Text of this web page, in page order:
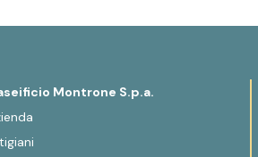
Montrone S.p.a.